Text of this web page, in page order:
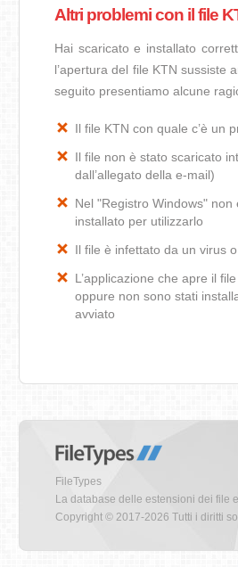
Altri problemi con il file
Hai scaricato e installato
l’apertura del file KTN sussiste
seguito presentiamo alcune
Il file KTN con quale c’è un
Il file non è stato scaricato
dall’allegato della e-mail)
Nel "Registro Windows"
installato per utilizzarlo
Il file è infettato da un virus
L’applicazione che apre il
oppure non sono stati
avviato
FileTypes
La database delle estensioni dei file
Copyright © 2017-2026 Tutti i diritti